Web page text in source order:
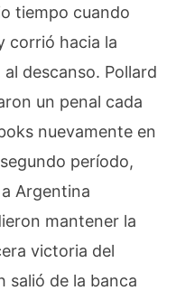
tiempo cuando
corrió hacia la
descanso. Pollard
un penal cada
nuevamente en
período,
Argentina
mantener la
victoria del
salió de la banca